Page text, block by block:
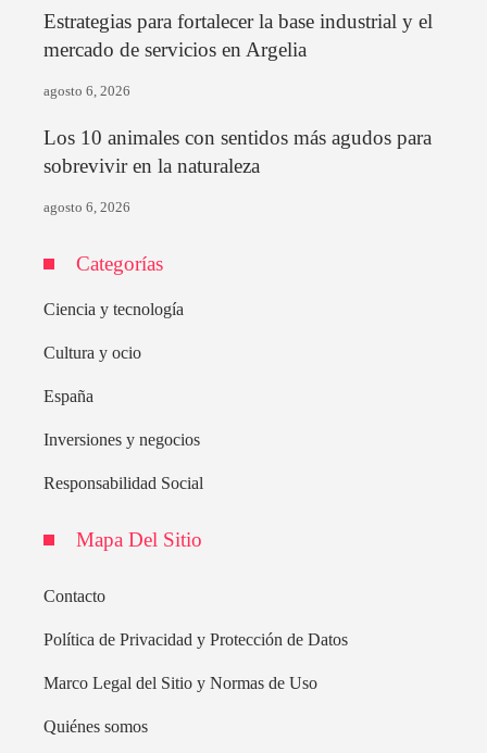
Estrategias para fortalecer la base industrial y el
mercado de servicios en Argelia
agosto 6, 2026
Los 10 animales con sentidos más agudos para
sobrevivir en la naturaleza
agosto 6, 2026
Categorías
Ciencia y tecnología
Cultura y ocio
España
Inversiones y negocios
Responsabilidad Social
Mapa Del Sitio
Contacto
Política de Privacidad y Protección de Datos
Marco Legal del Sitio y Normas de Uso
Quiénes somos